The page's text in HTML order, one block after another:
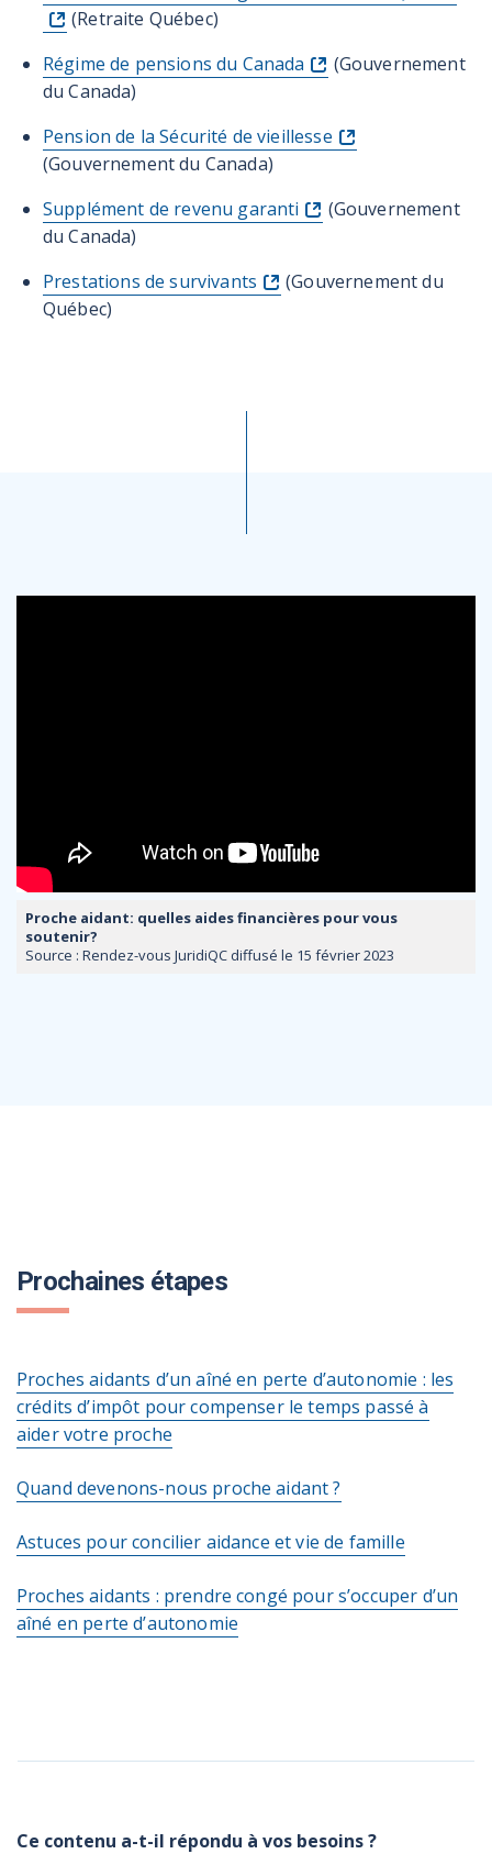
(Retraite Québec)
Régime de pensions du Canada
(Gouvernement
du Canada)
Pension de la Sécurité de vieillesse
(Gouvernement du Canada)
Supplément de revenu garanti
(Gouvernement
du Canada)
Prestations de survivants
(Gouvernement du
Québec)
Proche aidant: quelles aides financières pour vous
soutenir?
Source : Rendez-vous JuridiQC diffusé le 15 février 2023
Prochaines étapes
Proches aidants d’un aîné en perte d’autonomie : les
crédits d’impôt pour compenser le temps passé à
aider votre proche
Quand devenons-nous proche aidant ?
Astuces pour concilier aidance et vie de famille
Proches aidants : prendre congé pour s’occuper d’un
aîné en perte d’autonomie
Ce contenu a-t-il répondu à vos besoins ?